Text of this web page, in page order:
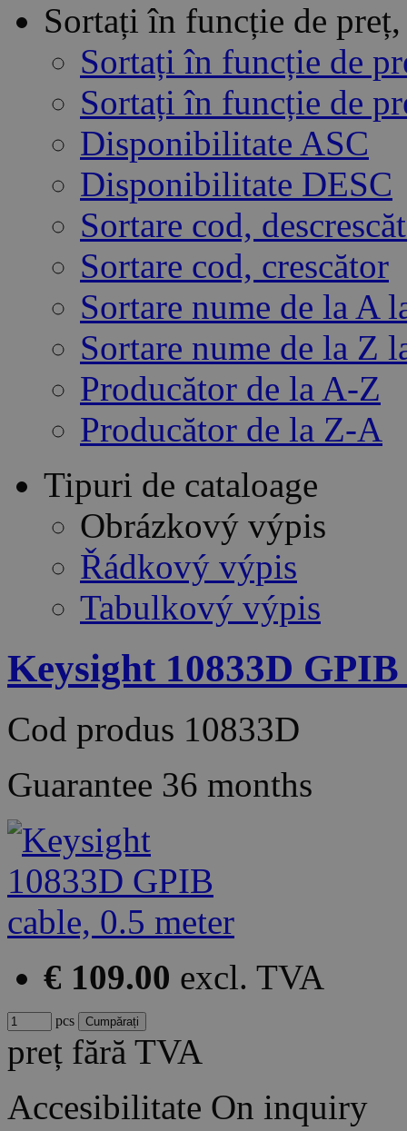
Sortați în funcție de
Sortați în funcție de
Sortați în funcție de
Disponibilitate ASC
Disponibilitate DESC
Sortare cod,
Sortare cod, crescător
Sortare nume de la A
Sortare nume de la Z
Producător de la A-Z
Producător de la Z-A
Tipuri de cataloage
Obrázkový výpis
Řádkový výpis
Tabulkový výpis
Keysight 10833D
Cod produs 10833D
Guarantee 36 months
€ 109.00 excl. TVA
pcs
preț fără TVA
Accesibilitate On inquiry